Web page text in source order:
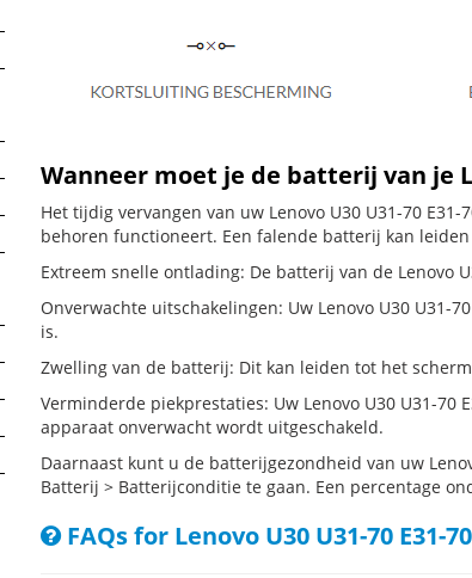
Wanneer moet je de batterij van je
Het tijdig vervangen van uw Lenovo U30 U31-70
behoren functioneert. Een falende batterij kan
Extreem snelle ontlading: De batterij van de Lenovo
Onverwachte uitschakelingen: Uw Lenovo U30 U31-
is.
Zwelling van de batterij: Dit kan leiden tot het
Verminderde piekprestaties: Uw Lenovo U30 U31-
apparaat onverwacht wordt uitgeschakeld.
Daarnaast kunt u de batterijgezondheid van uw
Batterij > Batterijconditie te gaan. Een percentage
FAQs for Lenovo U30 U31-70 E31-